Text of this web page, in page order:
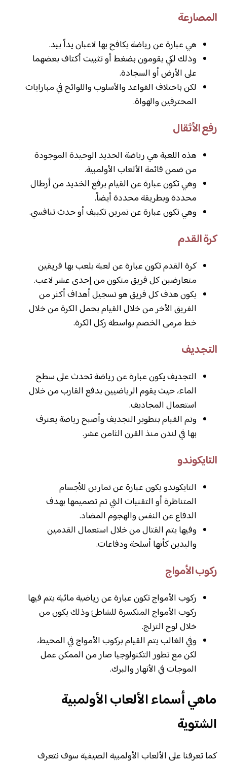
المصارعة
هي عبارة عن رياضة يكافح بها لاعبان يداً بيد.
وذلك لكي يقومون بضغط أو تثبيت أكتاف بعضهما
على الأرض أو السجادة.
لكن باختلاف القواعد والأسلوب واللوائح في مبارايات
المحترفين والهواة.
رفع الأثقال
هذه اللعبة هي رياضة الحديد الوحيدة الموجودة
من ضمن قائمة الألعاب الأولمبية.
وهي تكون عبارة عن القيام برفع الخديد من أرطال
محددة وبطريقة محددة أيضاً.
وهي تكون عبارة عن تمرين تكييف أو حدث تنافسي.
كرة القدم
كرة القدم تكون عبارة عن لعبة يلعب بها فريقين
متعارضين كل فريق متكون من إحدى عشر لاعب.
يكون هدف كل فريق هو تسجيل أهداف أكثر من
الفريق الأخر من خلال القيام بحمل الكرة من خلال
خط مرمى الخصم بواسطة ركل الكرة.
التجديف
التجديف يكون عبارة عن رياضة تحدث على سطح
الماء، حيث يقوم الرياضيين بدفع القارب من خلال
استعمال المجاديف.
وتم القيام بتطوير التجديف وأصبح رياضة يعترف
بها في لندن منذ القرن الثامن عشر.
التايكوندو
التايكوندو يكون عبارة عن تمارين للأجسام
المتناظرة أو التقنيات التي تم تصميمها بهدف
الدفاع عن النفس والهجوم المضاد.
وفيها يتم القتال من خلال استعمال القدمين
واليدين كأنها أسلحة ودفاعات.
ركوب الأمواج
ركوب الأمواج تكون عبارة عن رياضية مائية يتم فيها
ركوب الأمواج المتكسرة للشاطئ وذلك يكون من
خلال لوح التزلج.
وفي الغالب يتم القيام بركوب الأمواج في المحيط،
لكن مع تطور التكنولوجيا صار من الممكن عمل
الموجات في الأنهار والبرك.
ماهي أسماء الألعاب الأولمبية
الشتوية
كما تعرفنا على الألعاب الأولمبية الصيفية سوف نتعرف